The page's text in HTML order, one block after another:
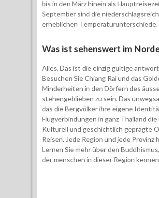
bis in den März hinein als
September sind die
erheblichen Temperaturunterschiede.
Was ist sehenswert im
Alles. Das ist die einzig gültige
Besuchen Sie Chiang Rai und das
Minderheiten in den Dörfern des
stehengeblieben zu sein. Das
das die Bergvölker ihre eigene
Flugverbindungen in ganz Thailand
Kulturell und geschichtlich geprägte
Reisen. Jede Region und jede
Lernen Sie mehr über den
der menschen in dieser Region